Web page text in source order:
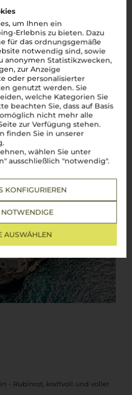
um Ihnen ein
Erlebnis zu bieten. Dazu
für das ordnungsgemäße
notwendig sind, sowie
anonymen Statistikzwecken,
zur Anzeige
oder personalisierter
genutzt werden. Sie
welche Kategorien Sie
beachten Sie, dass auf Basis
nicht mehr alle
zur Verfügung stehen.
finden Sie in unserer
.
wählen Sie unter
ausschließlich "notwendig".
KONFIGURIEREN
AUSWÄHLEN
Weine Süditaliens
Vielfalt die Essenz der Region
- Rubinrot, kraftvoll und voller